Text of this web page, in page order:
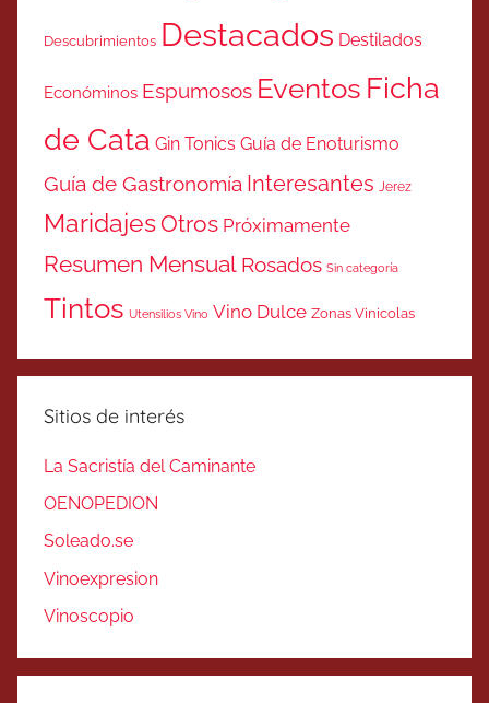
Descubrimientos Destacados Destilados
Económinos Espumosos Eventos Ficha
de Cata Gin Tonics Guía de Enoturismo
Guía de Gastronomía Interesantes Jerez
MaridajesOtros Próximamente
Resumen Mensual Rosados Sin categoría
Tintos Utensilios Vino Vino Dulce Zonas Vinicolas
Sitios de interés
La Sacristía del Caminante
OENOPEDION
Soleado.se
Vinoexpresion
Vinoscopio